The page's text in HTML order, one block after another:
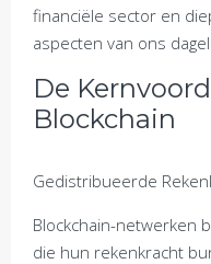
financiële sector en
aspecten van ons
De
Blockchain
Gedistribueerde
Blockchain-netwerken
die hun rekenkracht